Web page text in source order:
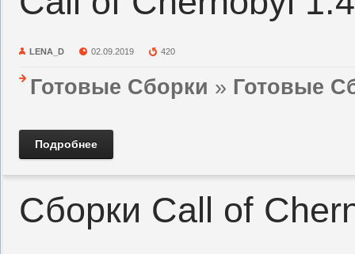
LENA_D 02.09.2019 420
Готовые Сборки » Готовые
Подробнее
Сборки Call of